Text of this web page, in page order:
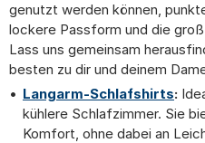
genutzt werden können,
lockere Passform und die
Lass uns gemeinsam
besten zu dir und deinem
Langarm-Schlafshirts:
kühlere Schlafzimmer. Sie
Komfort, ohne dabei an